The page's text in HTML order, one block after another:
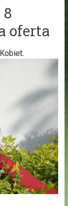
oferta